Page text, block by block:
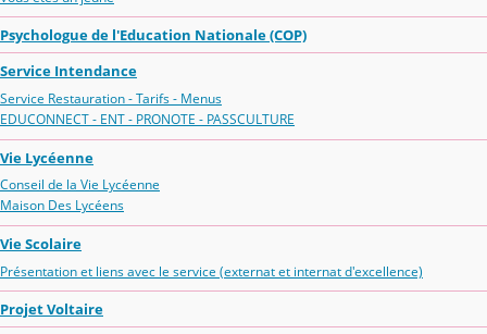
Psychologue de l'Education Nationale (COP)
Service Intendance
Service Restauration - Tarifs - Menus
EDUCONNECT - ENT - PRONOTE - PASSCULTURE
Vie Lycéenne
Conseil de la Vie Lycéenne
Maison Des Lycéens
Vie Scolaire
Présentation et liens avec le service (externat et internat d'excellence)
Projet Voltaire